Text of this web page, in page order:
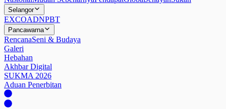
Selangor
EXCOADNPBT
Pancawarna
RencanaSeni & Budaya
Galeri
Hebahan
Akhbar Digital
SUKMA 2026
Aduan Penerbitan